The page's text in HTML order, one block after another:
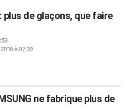
plus de glaçons, que faire
à 07:20
ne fabrique plus de